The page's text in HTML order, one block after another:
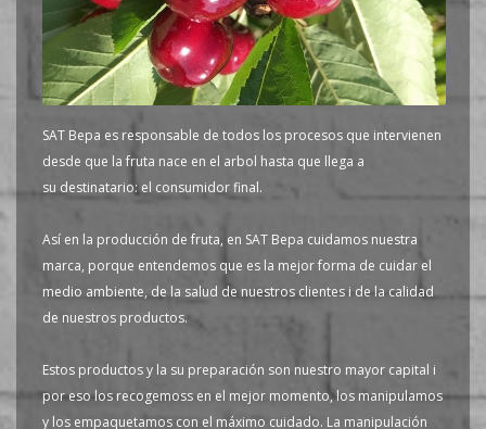
SAT Bepa es responsable de todos los procesos que intervienen
desde que la fruta nace en el arbol hasta que llega a
su destinatario: el consumidor final.
Así en la producción de fruta, en SAT Bepa cuidamos nuestra
marca, porque entendemos que es la mejor forma de cuidar el
medio ambiente, de la salud de nuestros clientes i de la calidad
de nuestros productos.
Estos productos y la su preparación son nuestro mayor capital i
por eso los recogemoss en el mejor momento, los manipulamos
y los empaquetamos con el máximo cuidado. La manipulación